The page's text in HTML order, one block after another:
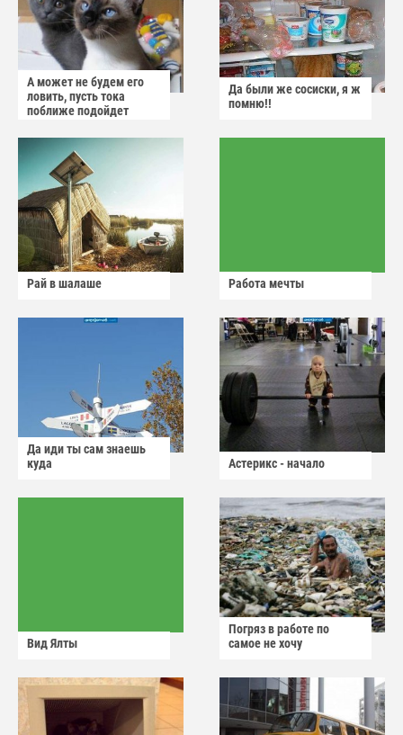
А может не будем его
ловить, пусть тока
поближе подойдет
Да были же сосиски, я ж
помню!!
Рай в шалаше Работа мечты
Да иди ты сам знаешь
куда
Астерикс - начало
Вид Ялты
Погряз в работе по
самое не хочу